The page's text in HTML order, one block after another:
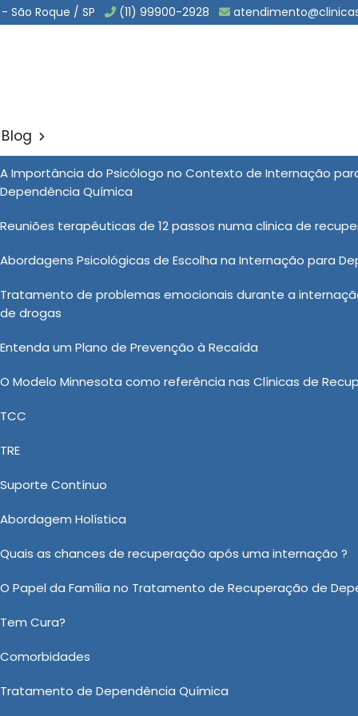
São Roque / SP (11) 99900-2928
Blog
A Importância do Psicólogo no Contexto de Internação
Dependência Química
Reuniões terapêuticas de 12 passos numa clinica de
Abordagens Psicológicas de Escolha na Internação para
Tratamento de problemas emocionais durante a
de drogas
Entenda um Plano de Prevenção à Recaída
O Modelo Minnesota como referência nas Clínicas de
TCC
TRE
Suporte Contínuo
Abordagem Holística
Quais as chances de recuperação após uma internação ?
O Papel da Família no Tratamento de Recuperação de
Tem Cura?
Comorbidades
Tratamento de Dependência Química
Internação no
a graves, exigindo cuidados intensivos e
para oferecer segurança e acolhimento,
psiquiatras, psicólogos, terapeutas ocupacionais e
avanços significativos na saúde mental e no
clínica psiquiátrica particular
Particular Internação no Jardim América conheça
Clínica de Recuperação Que Aceita Convênio
Alcoolismo Unimed. Entre em contato